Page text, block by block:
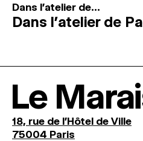
Dans l'atelier de...
Dans l’atelier de
Le
18, rue de l'Hôtel de Ville
75004 Paris